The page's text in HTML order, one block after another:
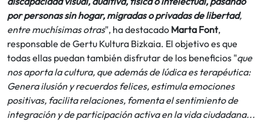
por personas sin hogar, migradas o privadas de libertad,
entre muchísimas otras", ha destacado Marta Font,
responsable de Gertu Kultura Bizkaia. El objetivo es que
todas ellas puedan también disfrutar de los beneficios "que
nos aporta la cultura, que además de lúdica es terapéutica:
Genera ilusión y recuerdos felices, estimula emociones
positivas, facilita relaciones, fomenta el sentimiento de
integración y de participación activa en la vida ciudadana...